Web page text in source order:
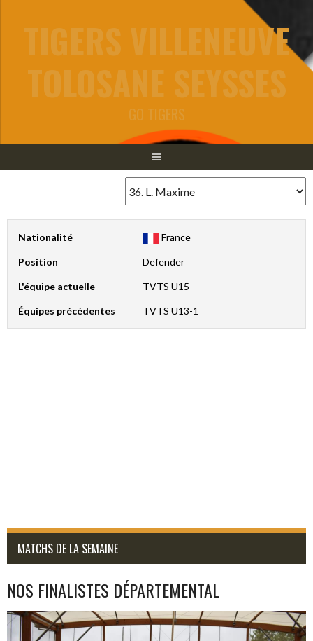
TIGERS VILLENEUVE
TOLOSANE SEYSSES
GO TIGERS
Nationalité France
Position Defender
L'équipe actuelle TVTS U15
Équipes précédentes TVTS U13-1
MATCHS DE LA SEMAINE
NOS FINALISTES DÉPARTEMENTAL